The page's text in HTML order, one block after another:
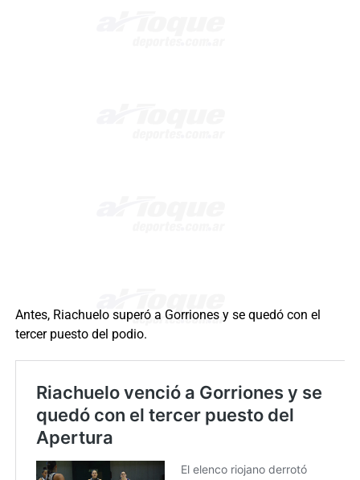
Antes, Riachuelo superó a Gorriones y se quedó con el
tercer puesto del podio.